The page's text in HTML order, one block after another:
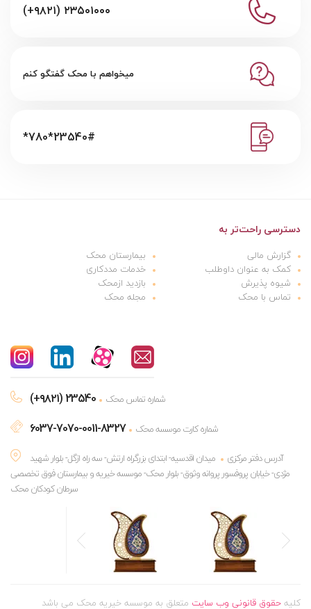
(+۹۸۲۱) ۲۳۵۰۱۰۰۰
میخواهم با محک گفتگو کنم
*780*23540#
دسترسی راحت‌تر به
گزارش مالی
بیمارستان محک
کمک به عنوان داوطلب
خدمات مددکاری
شیوه پذیرش
بازدید ازمحک
تماس با محک
مجله محک
(+۹۸۲۱) 23540 شماره تماس محک
6037-7070-0011-8327
شماره کارت موسسه محک
آدرس دفتر مرکزی
میدان اقدسیه- ابتدای بزرگراه ارتش- سه راه ازگل- بلوار شهید
مژدی- خیابان پروفسور پروانه وثوق- بلوار محک- موسسه خیریه و بیمارستان فوق تخصصی
سرطان کودکان محک
کلیهحقوق قانونی وب سایت متعلق به موسسه خیریه محک می باشد